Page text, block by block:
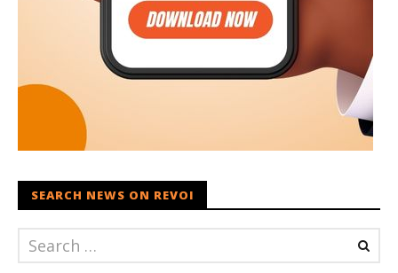
SEARCH NEWS ON REVOI